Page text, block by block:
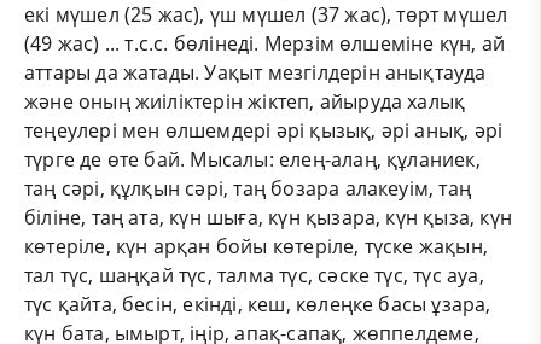
екі мүшел (25 жас), үш мүшел (37 жас), төрт мүшел
(49 жас) ... т.с.с. бөлінеді. Мерзім өлшеміне күн, ай
аттары да жатады. Уақыт мезгілдерін анықтауда
және оның жиіліктерін жіктеп, айыруда халық
теңеулері мен өлшемдері әрі қызық, әрі анық, әрі
түрге де өте бай. Мысалы: елең-алаң, құланиек,
таң сәрі, құлқын сәрі, таң бозара алакеуім, таң
біліне, таң ата, күн шыға, күн қызара, күн қыза, күн
көтеріле, күн арқан бойы көтеріле, түске жақын,
тал түс, шаңқай түс, талма түс, сәске түс, түс ауа,
түс қайта, бесін, екінді, кеш, көлеңке басы ұзара,
күн бата, ымырт, іңір, апақ-сапақ, жөппелдеме,